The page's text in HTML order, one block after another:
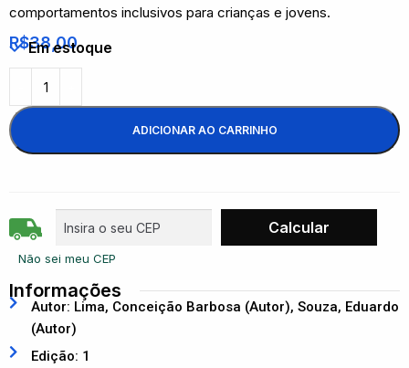
comportamentos inclusivos para crianças e jovens.
R$38,00
Em estoque
ADICIONAR AO CARRINHO
Não sei meu CEP
Informações
Autor: Lima, Conceição Barbosa (Autor), Souza, Eduardo
(Autor)
Edição: 1